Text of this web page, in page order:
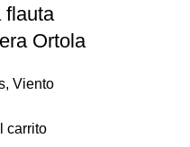
flauta
Ortola
,Viento
carrito